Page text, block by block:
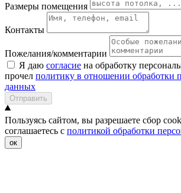
Размеры помещения
Контакты
Пожелания/комментарии
Я даю согласие на обработку
прочел политику в отношении обработки
данных
Отправить
Пользуясь сайтом, вы разрешаете сбор
соглашаетесь с политикой обработки
ок